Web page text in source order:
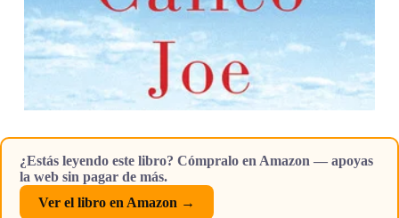
¿Estás leyendo este libro? Cómpralo en Amazon — apoyas
la web sin pagar de más.
Ver el libro en Amazon →